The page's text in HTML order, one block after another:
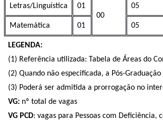
Letras/Linguística
01
00
05
Matemática 01 05
LEGENDA:
(1) Referência utilizada: Tabela de Áreas do
(2) Quando não especificada, a Pós-
(3) Poderá ser admitida a prorrogação no
VG: nº total de vagas
VG PCD: vagas para Pessoas com Deficiência,